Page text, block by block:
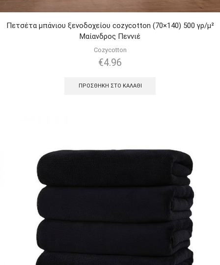
Πετσέτα μπάνιου ξενοδοχείου cozycotton (70×140) 500 γρ/μ²
Μαίανδρος Πεννιέ
Cozycotton
€4.96
ΠΡΟΣΘΉΚΗ ΣΤΟ ΚΑΛΆΘΙ